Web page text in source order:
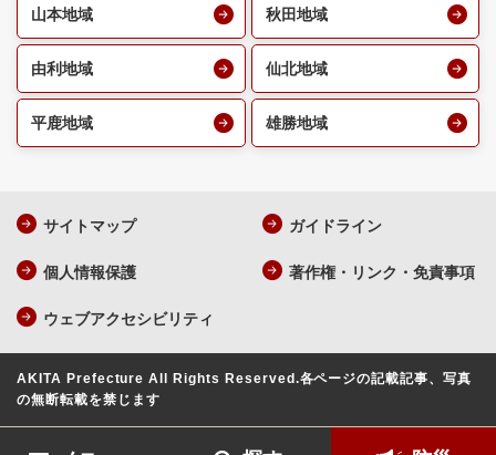
山本地域 秋田地域
由利地域 仙北地域
平鹿地域 雄勝地域
サイトマップ ガイドライン
個人情報保護 著作権・リンク・免責事項
ウェブアクセシビリティ
AKITA Prefecture All Rights Reserved.各ページの記載記事、写真
の無断転載を禁じます